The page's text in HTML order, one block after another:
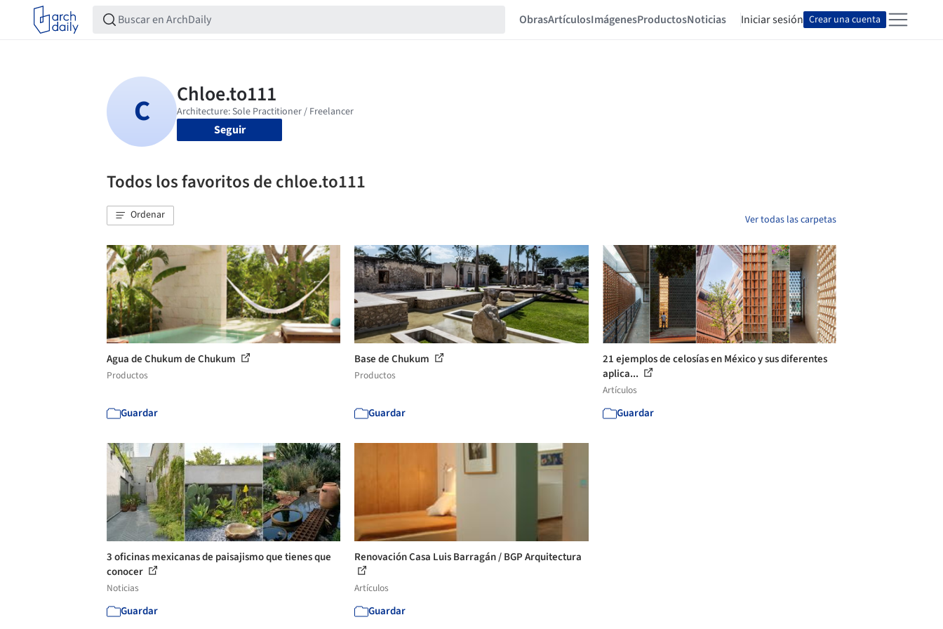
ObrasArtículosImágenesProductosNoticias Iniciar sesión Crear una cuenta
Seguir
Todos los favoritos de chloe.to111
Ordenar Ver todas las carpetas
Agua de Chukum de Chukum
Productos
Guardar
Base de Chukum
Productos
Guardar
21 ejemplos de celosías en México y sus diferentes
aplica...
Artículos
Guardar
3 oficinas mexicanas de paisajismo que tienes que
conocer
Noticias
Guardar
Renovación Casa Luis Barragán / BGP Arquitectura
Artículos
Guardar